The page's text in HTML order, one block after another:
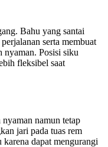
Bahu yang santai
serta membuat
nyaman. Posisi siku
fleksibel saat
nyaman namun tetap
jari pada tuas rem
karena dapat mengurangi